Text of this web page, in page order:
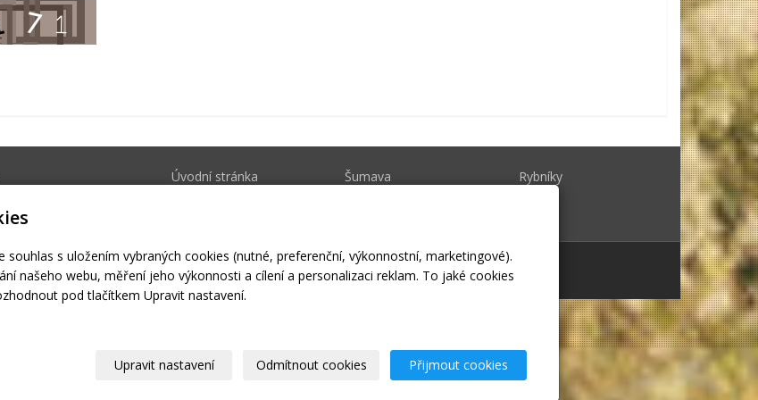
Úvodní stránka
Šumava
Rybníky
© 2026 Pavel Fedor–| Mapa webu
s uložením vybraných cookies (nutné, preferenční, výkonnostní, marketingové).
našeho webu, měření jeho výkonnosti a cílení a personalizaci reklam. To jaké cookies
pod tlačítkem Upravit nastavení.
Upravit nastavení Odmítnout cookies Přijmout cookies